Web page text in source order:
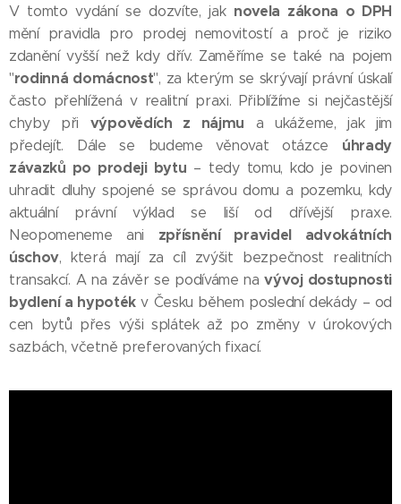
V tomto vydání se dozvíte, jak novela zákona o DPH
mění pravidla pro prodej nemovitostí a proč je riziko
zdanění vyšší než kdy dřív. Zaměříme se také na pojem
"rodinná domácnost", za kterým se skrývají právní úskalí
často přehlížená v realitní praxi. Přiblížíme si nejčastější
chyby při výpovědích z nájmu a ukážeme, jak jim
předejít. Dále se budeme věnovat otázce úhrady
závazků po prodeji bytu – tedy tomu, kdo je povinen
uhradit dluhy spojené se správou domu a pozemku, kdy
aktuální právní výklad se liší od dřívější praxe.
Neopomeneme ani zpřísnění pravidel advokátních
úschov, která mají za cíl zvýšit bezpečnost realitních
transakcí. A na závěr se podíváme navývoj dostupnosti
bydlení a hypoték v Česku během poslední dekády – od
cen bytů přes výši splátek až po změny v úrokových
sazbách, včetně preferovaných fixací.